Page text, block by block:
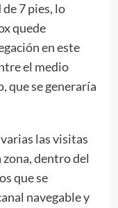
7 pies, lo
quede
en este
el medio
que se generaría
las visitas
zona, dentro del
que se
navegable y